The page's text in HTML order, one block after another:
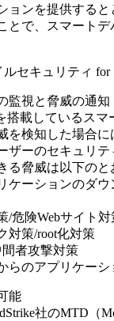
ョンを提供する
とで、スマート
セキュリティ
監視と脅威の通知
搭載しているスマ
を検知した場合
ザーのセキュリ
る脅威は以下のと
ケーションのダ
/危険Webサイト対
対策/root化対策
間者攻撃対策
らのアプリケー
能
社のMTD（